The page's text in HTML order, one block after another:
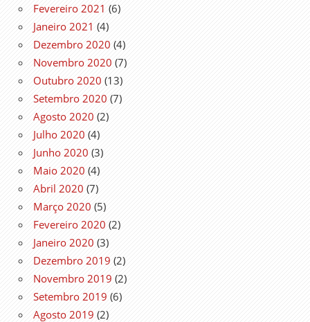
Fevereiro 2021 (6)
Janeiro 2021 (4)
Dezembro 2020 (4)
Novembro 2020 (7)
Outubro 2020 (13)
Setembro 2020 (7)
Agosto 2020 (2)
Julho 2020 (4)
Junho 2020 (3)
Maio 2020 (4)
Abril 2020 (7)
Março 2020 (5)
Fevereiro 2020 (2)
Janeiro 2020 (3)
Dezembro 2019 (2)
Novembro 2019 (2)
Setembro 2019 (6)
Agosto 2019 (2)